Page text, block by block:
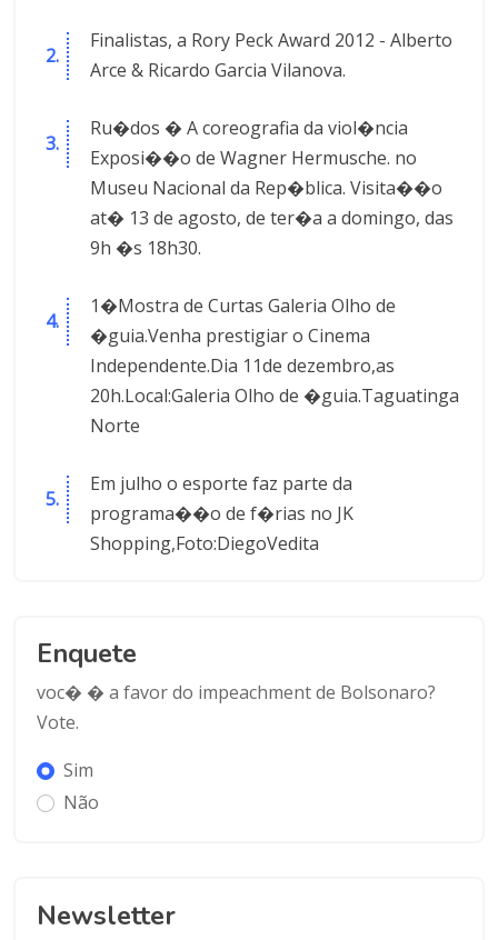
Finalistas, a Rory Peck Award 2012 - Alberto
Arce & Ricardo Garcia Vilanova.
Ru�dos � A coreografia da viol�ncia
Exposi��o de Wagner Hermusche. no
Museu Nacional da Rep�blica. Visita��o
at� 13 de agosto, de ter�a a domingo, das
9h �s 18h30.
1�Mostra de Curtas Galeria Olho de
�guia.Venha prestigiar o Cinema
Independente.Dia 11de dezembro,as
20h.Local:Galeria Olho de �guia.Taguatinga
Norte
Em julho o esporte faz parte da
programa��o de f�rias no JK
Shopping,Foto:DiegoVedita
Enquete
voc� � a favor do impeachment de Bolsonaro?
Vote.
Sim
Não
Newsletter